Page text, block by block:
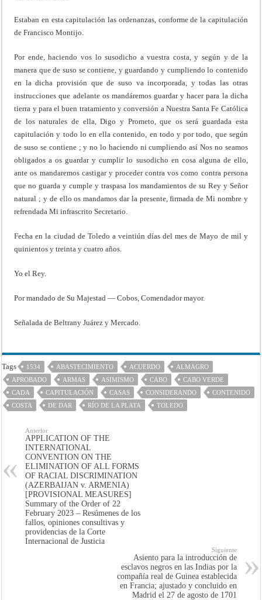
Estaban en esta capitulación las ordenanzas, conforme de la capitulación
de Francisco Montijo.
Por ende, haciendo vos lo susodicho a vuestra costa, y según y de la
manera que de suso se contiene, y guardando y cumpliendo lo contenido
en la dicha provisión que de suso va incorporada, y todas las otras
instrucciones que adelante os mandáremos guardar y hacer para la dicha
tierra y para el buen tratamiento y conversión a Nuestra Santa Fe Católica
de los naturales de ella, Digo y Prometo, que os será guardada esta
capitulación y todo lo en ella contenido, en todo y por todo, que según
de suso se contiene ; y no lo haciendo ni cumpliendo así Nos no seamos
obligados a os guardar y cumplir lo susodicho en cosa alguna de ello,
ante os mandaremos castigar y proceder contra vos como contra persona
que no guarda y cumple y traspasa los mandamientos de su Rey y Señor
natural ; y de ello os mandamos dar la presente, firmada de Mi nombre y
refrendada Mi infrascrito Secretario.
Fecha en la ciudad de Toledo a veintiún días del mes de Mayo de mil y
quinientos y treinta y cuatro años.
Yo el Rey.
Por mandado de Su Majestad — Cobos, Comendador mayor.
Señalada de Beltrany Juárez y Mercado.
Tags 1534 ABASTECIMIENTO ACUERDO
ALMAGRO
APROBADO
ARMAS ASIMISMO CABO
CABO VERDE
CADA
CAPITULACIÓN CASAS CONSIDERANDO
CONTENIDO
COSTA
DE DAR RÍO DE LA PLATA TOLEDO
Anterior
APPLICATION OF THE
INTERNATIONAL
CONVENTION ON THE
ELIMINATION OF ALL FORMS
OF RACIAL DISCRIMINATION
(AZERBAIJAN v. ARMENIA)
[PROVISIONAL MEASURES]
Summary of the Order of 22
February 2023 – Resúmenes de los
fallos, opiniones consultivas y
providencias de la Corte
Internacional de Justicia
Siguiente
Asiento para la introducción de
esclavos negros en las Indias por la
compañía real de Guinea establecida
en Francia; ajustado y concluido en
Madrid el 27 de agosto de 1701